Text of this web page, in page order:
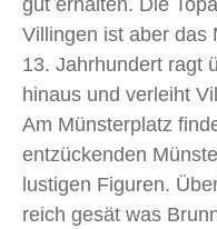
gut erhalten. Die
Villingen ist aber das
13. Jahrhundert ragt
hinaus und verleiht
Am Münsterplatz
entzückenden
lustigen Figuren.
reich gesät was